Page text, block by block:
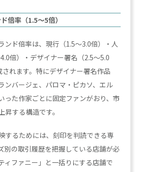
率（1.5〜5倍）
ンド倍率は、現行（1.5〜3.0倍）・人
倍）・デザイナー署名（2.5〜5.0
れます。特にデザイナー署名作品
ンバージェ、パロマ・ピカソ、エル
った作家ごとに固定ファンがおり、市
昇する構造です。
するためには、刻印を判読できる専
別の取引履歴を把握している店舗が必
ィファニー」と一括りにする店舗で